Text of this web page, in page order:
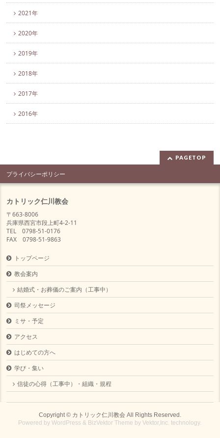
2021年
2020年
2019年
2018年
2017年
2016年
PAGETOP
プライバシーポリシー
カトリック仁川教会
〒663-8006
兵庫県西宮市段上町4-2-11
TEL 0798-51-0176
FAX 0798-51-9863
トップページ
教会案内
結婚式・お葬儀のご案内（工事中）
司祭メッセージ
ミサ・予定
アクセス
はじめての方へ
学び・集い
信徒の心得（工事中）・組織・規程
Copyright © カトリック仁川教会All Rights Reserved.
Powered byWordPress & BizVektor Theme byVektor,Inc. technology.